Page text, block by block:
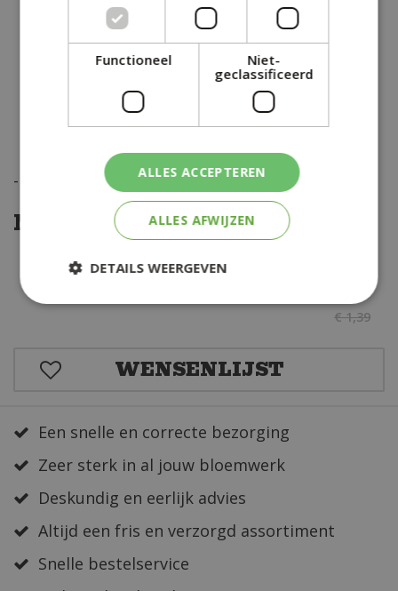
€ 1,39
Nu met 25% korting
-
Een snelle en correcte bezorging
Zeer sterk in al jouw bloemwerk
Deskundig en eerlijk advies
Altijd een fris en verzorgd assortiment
Snelle bestelservice
Functioneel
Niet-
geclassificeerd
ALLES ACCEPTEREN
ALLES AFWIJZEN
DETAILS WEERGEVEN